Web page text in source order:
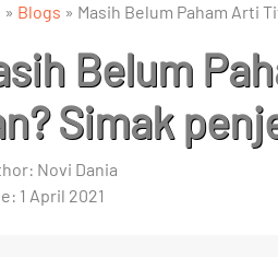
» Blogs » Masih Belum Paham Arti
Belum
Simak
Novi Dania
1 April 2021